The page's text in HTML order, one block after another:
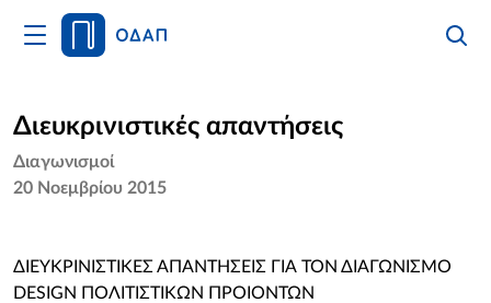
Άνοιγμα
Κυρίως
Οργανισμός
Νέα
Διευκρινιστικές απαντήσεις
Διαγωνισμοί
20 Νοεμβρίου 2015
ΔΙΕΥΚΡΙΝΙΣΤΙΚΕΣ ΑΠΑΝΤΗΣΕΙΣ ΓΙΑ ΤΟΝ ΔΙΑΓΩΝΙΣΜΟ
DESIGN ΠΟΛΙΤΙΣΤΙΚΩΝ ΠΡΟΙΟΝΤΩΝ